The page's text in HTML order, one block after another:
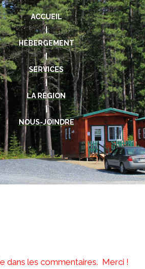
ACCUEIL
|
HÉBERGEMENT
|
SERVICES
|
LA RÉGION
|
NOUS-JOINDRE
dans les commentaires. Merci !